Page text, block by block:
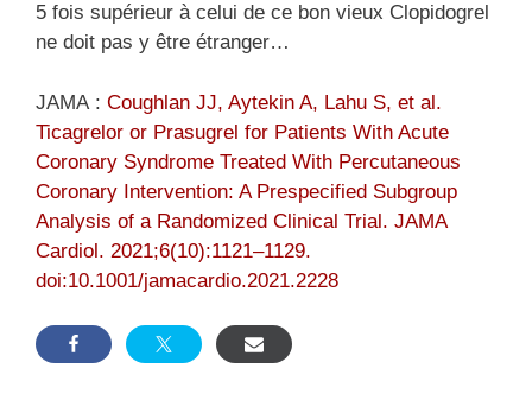
5 fois supérieur à celui de ce bon vieux Clopidogrel
ne doit pas y être étranger…
JAMA : Coughlan JJ, Aytekin A, Lahu S, et al.
Ticagrelor or Prasugrel for Patients With Acute
Coronary Syndrome Treated With Percutaneous
Coronary Intervention: A Prespecified Subgroup
Analysis of a Randomized Clinical Trial. JAMA
Cardiol. 2021;6(10):1121–1129.
doi:10.1001/jamacardio.2021.2228